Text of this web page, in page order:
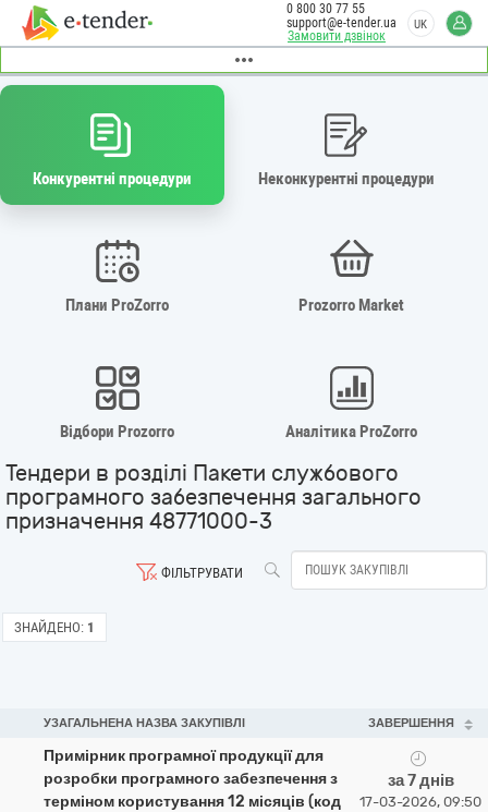
Замовити дзвінок
0 800 30 77 55
support@e-tender.ua
UK
Конкурентні процедури Неконкурентні процедури
Плани ProZorro Prozorro Market
Відбори Prozorro Аналітика ProZorro
Тендери в розділі Пакети службового
програмного забезпечення загального
призначення 48771000-3
ФІЛЬТРУВАТИ
ЗНАЙДЕНО: 1
УЗАГАЛЬНЕНА НАЗВА ЗАКУПІВЛІ ЗАВЕРШЕННЯ
Примірник програмної продукції для
розробки програмного забезпечення з
терміном користування 12 місяців (код
за 7 днів
17-03-2026, 09:50